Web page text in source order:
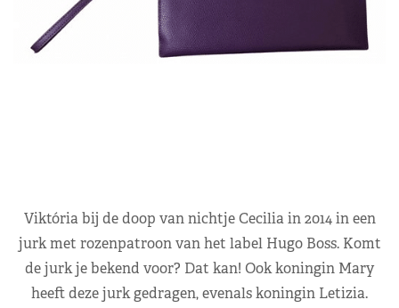
Viktória bij de doop van nichtje Cecilia in 2014 in een
jurk met rozenpatroon van het label Hugo Boss. Komt
de jurk je bekend voor? Dat kan! Ook koningin Mary
heeft deze jurk gedragen, evenals koningin Letizia.